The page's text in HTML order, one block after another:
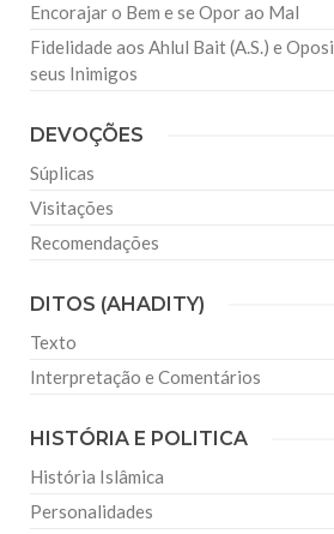
Encorajar o Bem e se Opor ao Mal
Fidelidade aos Ahlul Bait (A.S.) e
seus Inimigos
DEVOÇÕES
Súplicas
Visitações
Recomendações
DITOS (AHADITY)
Texto
Interpretação e Comentários
HISTÓRIA E POLITICA
História Islâmica
Personalidades